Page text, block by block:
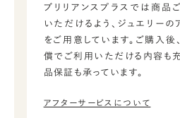
ブリリアンスプラスでは商品
いただけるよう、ジュエリー
をご用意しています。ご購入
償でご利用いただける内容も
品保証も承っています。
アフターサービスについて